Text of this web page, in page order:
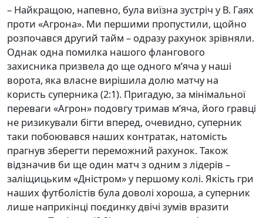
– Найкращою, напевно, була виїзна зустріч у В. Гаях
проти «Агрона». Ми першими пропустили, щойно
розпочався другий тайм – одразу рахунок зрівняли.
Однак одна помилка нашого флангового
захисника призвела до ще одного м’яча у наші
ворота, яка власне вирішила долю матчу на
користь суперника (2:1). Пригадую, за мінімальної
переваги «Агрон» подовгу тримав м’яча, його гравці
не ризикували бігти вперед, очевидно, суперник
таки побоювався наших контратак, натомість
прагнув зберегти переможний рахунок. Також
відзначив би ще один матч з одним з лідерів –
заліщицьким «Дністром» у першому колі. Якість гри
наших футболістів була доволі хороша, а суперник
лише наприкінці поєдинку двічі зумів вразити